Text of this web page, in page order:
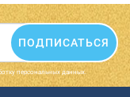
ПОДПИСАТЬСЯ
персональных данных.